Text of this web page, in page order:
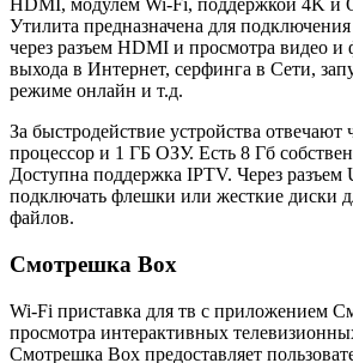
HDMI, модулем Wi-Fi, поддержкой 4K и
Утилита предназначена для
через разъем HDMI и просмотра видео и
выхода в Интернет, серфинга в Сети,
режиме онлайн и т.д.
За быстродействие устройства отвечают
процессор и 1 ГБ ОЗУ. Есть 8 Гб
Доступна поддержка IPTV. Через
подключать флешки или жесткие диски
файлов.
Смотрешка Box
Wi-Fi приставка для тв с приложением
просмотра интерактивных
Смотрешка Box предоставляет